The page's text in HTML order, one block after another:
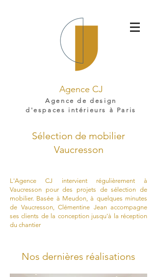
Agence CJ
Agence de design
d'espaces intérieurs à Paris
Sélection de mobilier
Vaucresson
L'Agence CJ intervient régulièrement à
Vaucresson pour des projets de sélection de
mobilier. Basée à Meudon, à quelques minutes
de Vaucresson, Clémentine Jean accompagne
ses clients de la conception jusqu'à la réception
du chantier
Nos dernières réalisations